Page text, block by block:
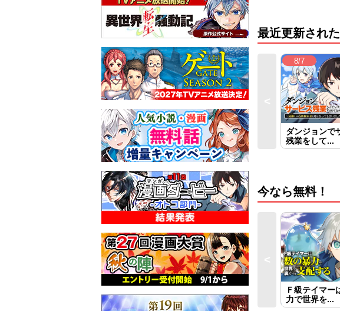
最近更新され
8/7
ダンジョンで
残業をして...
今なら無料！
Ｆ級テイマー
力で世界を...